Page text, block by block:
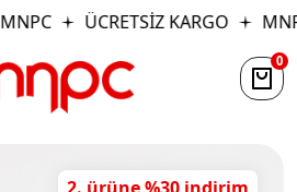
MNPC ÜCRETSİZ KARGO
0